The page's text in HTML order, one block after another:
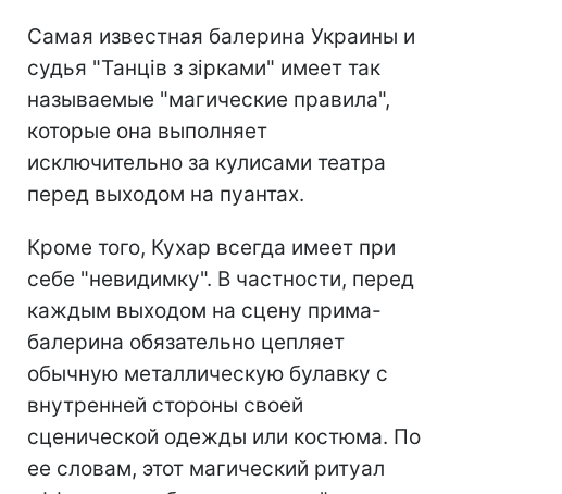
Самая известная балерина Украины и
судья "Танців з зірками" имеет так
называемые "магические правила",
которые она выполняет
исключительно за кулисами театра
перед выходом на пуантах.
Кроме того, Кухар всегда имеет при
себе "невидимку". В частности, перед
каждым выходом на сцену прима-
балерина обязательно цепляет
обычную металлическую булавку с
внутренней стороны своей
сценической одежды или костюма. По
ее словам, этот магический ритуал